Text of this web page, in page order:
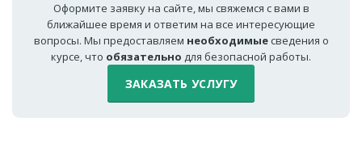
ЗАКАЗАТЬ УСЛУГУ
Оформите заявку на сайте, мы свяжемся с вами в
ближайшее время и ответим на все интересующие
вопросы. Мы предоставляем необходимыесведения о
курсе, что обязательно для безопасной работы.